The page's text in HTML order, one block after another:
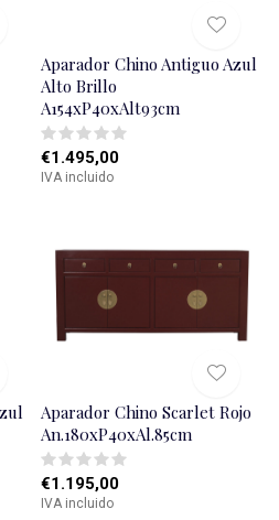
Aparador Chino Antiguo Azul
Alto Brillo
A154xP40xAlt93cm
€1.495,00
IVA incluido
Aparador Chino Scarlet Rojo
An.180xP40xAl.85cm
€1.195,00
IVA incluido